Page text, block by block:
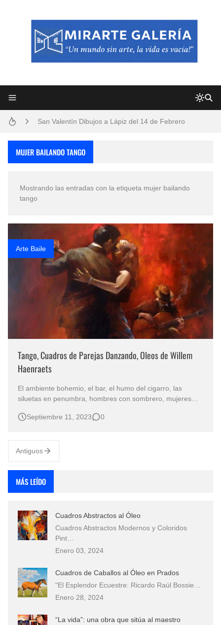
Pintores de Paisajes Famosos, Arte al Óleo
Convocatoria exposición itinerante "SEMILLAS DE ARMONÍA 2025"
San Valentín Dibujos a Lápiz del 14 de Febrero
Que significan los cuadros de negras africanas?
MUJER BAILANDO TANGO
Mostrando las entradas con la etiqueta mujer bailando
tango
Arte Baile
Tango, Cuadros de Parejas Danzando, Oleos de Willem
Haenraets
El ambiente bohemio, el bar, el humo del cigarro, las
siluetas en penumbra, hombres con sombrero, mujeres
piano, el acordeón y la guitarra son elementos de la
Septiembre 11, 2023 0
Antiguos
MÁS LEÍDO
Cuadros Abstractos al Óleo
Cuadros Abstractos Modernos y Coloridos
Pint…
Enero 03, 2024
Cuadros de Caballos al Óleo en Prados
"El Esplendor Ecuestre: Ricardo Raúl Bossie…
Enero 28, 2024
“La vida”: una obra que sitúa al maestro